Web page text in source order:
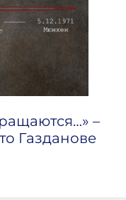
–
Газданове